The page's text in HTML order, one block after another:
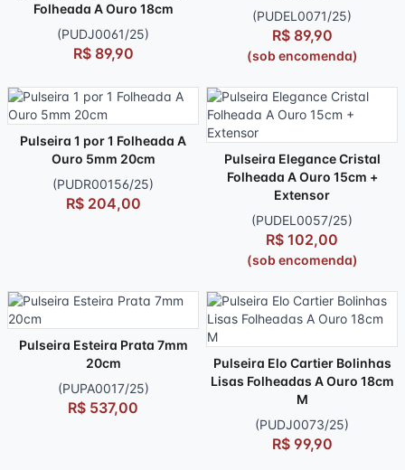
Folheada A Ouro 18cm
(PUDJ0061/25)
R$ 89,90
(PUDEL0071/25)
R$ 89,90
(sob encomenda)
Pulseira 1 por 1 Folheada A
Ouro 5mm 20cm
(PUDR00156/25)
R$ 204,00
Pulseira Elegance Cristal
Folheada A Ouro 15cm +
Extensor
(PUDEL0057/25)
R$ 102,00
(sob encomenda)
Pulseira Esteira Prata 7mm
20cm
(PUPA0017/25)
R$ 537,00
Pulseira Elo Cartier Bolinhas
Lisas Folheadas A Ouro 18cm
M
(PUDJ0073/25)
R$ 99,90